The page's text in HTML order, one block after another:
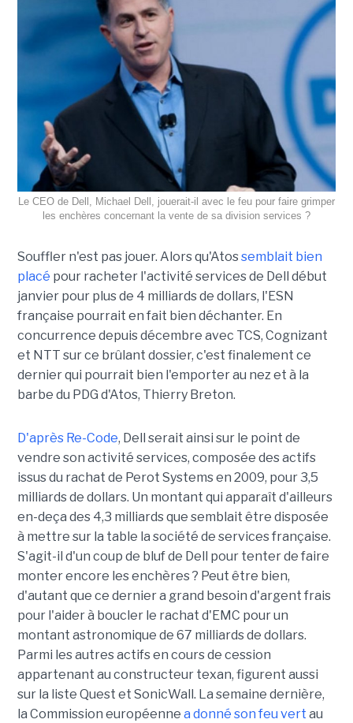
Le CEO de Dell, Michael Dell, jouerait-il avec le feu pour faire grimper
les enchères concernant la vente de sa division services ?
Souffler n'est pas jouer. Alors qu'Atossemblait bien
placé pour racheter l'activité services de Dell début
janvier pour plus de 4 milliards de dollars, l'ESN
française pourrait en fait bien déchanter. En
concurrence depuis décembre avec TCS, Cognizant
et NTT sur ce brûlant dossier, c'est finalement ce
dernier qui pourrait bien l'emporter au nez et à la
barbe du PDG d'Atos, Thierry Breton.
D'après Re-Code, Dell serait ainsi sur le point de
vendre son activité services, composée des actifs
issus du rachat de Perot Systems en 2009, pour 3,5
milliards de dollars. Un montant qui apparaît d'ailleurs
en-deça des 4,3 milliards que semblait être disposée
à mettre sur la table la société de services française.
S'agit-il d'un coup de bluf de Dell pour tenter de faire
monter encore les enchères ? Peut être bien,
d'autant que ce dernier a grand besoin d'argent frais
pour l'aider à boucler le rachat d'EMC pour un
montant astronomique de 67 milliards de dollars.
Parmi les autres actifs en cours de cession
appartenant au constructeur texan, figurent aussi
sur la liste Quest et SonicWall. La semaine dernière,
la Commission européenne a donné son feu vert au